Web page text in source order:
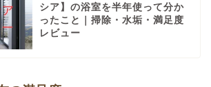
シア】の浴室を半年使って分か
ったこと｜掃除・水垢・満足度
レビュー